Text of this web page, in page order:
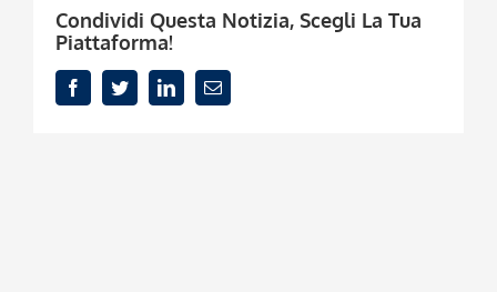
Condividi Questa Notizia, Scegli La Tua
Piattaforma!
FacebookTwitterLinkedInEmail